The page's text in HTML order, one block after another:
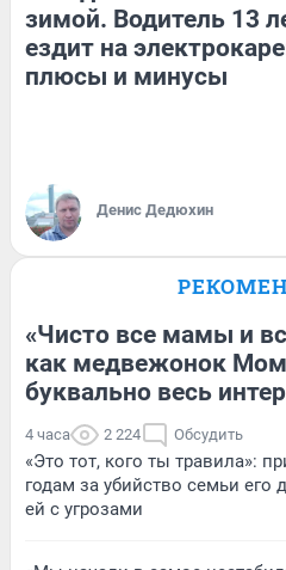
зимой. Водитель 13
ездит на
плюсы и минусы
Денис Дедюхин
«Чисто все мамы и
как медвежонок
буквально весь
4 часа 2 224 Обсудить
«Это тот, кого ты травила»:
годам за убийство семьи его
ей с угрозами